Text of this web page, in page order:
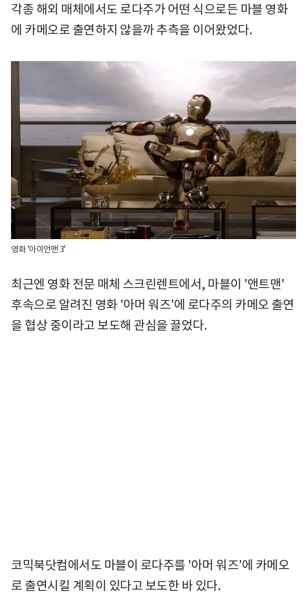
각종 해외 매체에서도 로다주가 어떤 식으로든 마블 영화
에 카메오로 출연하지 않을까 추측을 이어왔었다.
영화 '아이언맨 3'
최근엔 영화 전문 매체 스크린렌트에서, 마블이 '앤트맨'
후속으로 알려진 영화 '아머 워즈'에 로다주의 카메오 출연
을 협상 중이라고 보도해 관심을 끌었다.
코믹북닷컴에서도 마블이 로다주를 '아머 워즈'에 카메오
로 출연시킬 계획이 있다고 보도한 바 있다.